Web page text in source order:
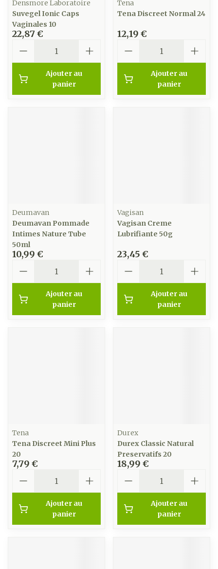
Densmore Laboratoire
Suvegel Ionic Caps
Vaginales 10
22,87 €
Ajouter au
panier
Tena
Tena Discreet Normal 24
12,19 €
Ajouter au
panier
Deumavan
Deumavan Pommade
Intimes Nature Tube
50ml
10,99 €
Ajouter au
panier
Vagisan
Vagisan Creme
Lubrifiante 50g
23,45 €
Ajouter au
panier
Tena
Tena Discreet Mini Plus
20
7,79 €
Ajouter au
panier
Durex
Durex Classic Natural
Preservatifs 20
18,99 €
Ajouter au
panier